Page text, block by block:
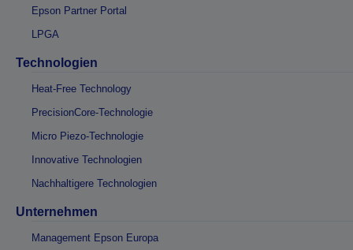
Epson Partner Portal
LPGA
Technologien
Heat-Free Technology
PrecisionCore-Technologie
Micro Piezo-Technologie
Innovative Technologien
Nachhaltigere Technologien
Unternehmen
Management Epson Europa